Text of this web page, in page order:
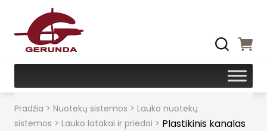
Pradžia > Nuotekų sistemos > Lauko nuotekų
sistemos > Lauko latakai ir priedai > Plastikinis kanalas